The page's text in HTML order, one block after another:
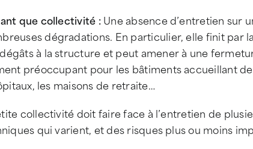
que collectivité :Une absence d’entretien sur
dégradations. En particulier, elle finit par
à la structure et peut amener à une
préoccupant pour les bâtiments accueillant
les maisons de retraite…
collectivité doit faire face à l’entretien de
qui varient, et des risques plus ou moins